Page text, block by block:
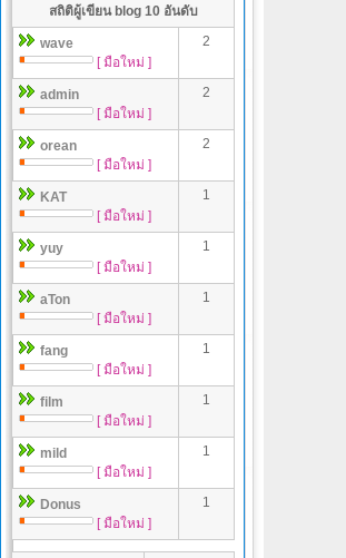
สถิติผู้เขียน blog 10 อันดับ
wave
[ มือใหม่ ]
2
admin
[ มือใหม่ ]
2
orean
[ มือใหม่ ]
2
KAT
[ มือใหม่ ]
1
yuy
[ มือใหม่ ]
1
aTon
[ มือใหม่ ]
1
fang
[ มือใหม่ ]
1
film
[ มือใหม่ ]
1
mild
[ มือใหม่ ]
1
Donus
[ มือใหม่ ]
1